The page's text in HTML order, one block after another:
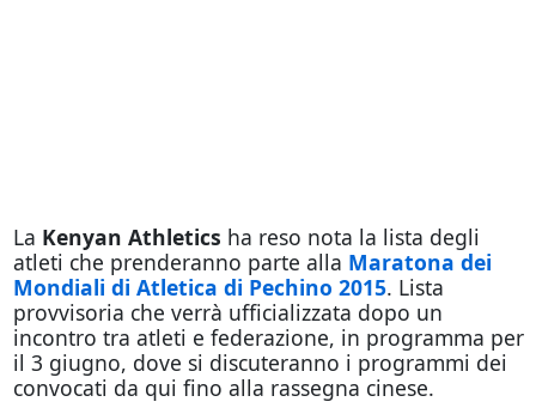
La Kenyan Athletics ha reso nota la lista degli
atleti che prenderanno parte alla Maratona dei
Mondiali di Atletica di Pechino 2015. Lista
provvisoria che verrà ufficializzata dopo un
incontro tra atleti e federazione, in programma per
il 3 giugno, dove si discuteranno i programmi dei
convocati da qui fino alla rassegna cinese.